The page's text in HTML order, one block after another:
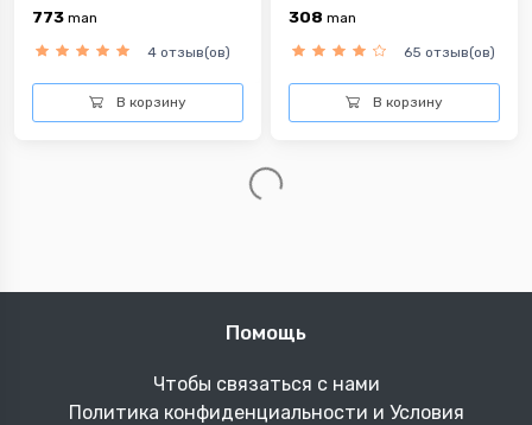
773 man
4 отзыв(ов)
В корзину
308 man
65 отзыв(ов)
В корзину
Помощь
Чтобы связаться с нами
Политика конфиденциальности и Условия